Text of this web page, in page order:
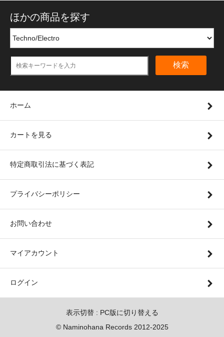
ほかの商品を探す
検索
ホーム
カートを見る
特定商取引法に基づく表記
プライバシーポリシー
お問い合わせ
マイアカウント
ログイン
表示切替 : PC版に切り替える
© Naminohana Records 2012-2025